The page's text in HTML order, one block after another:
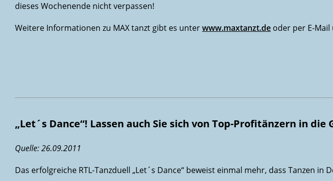
dieses Wochenende nicht verpassen!
Weitere Informationen zu MAX tanzt gibt es unterwww.maxtanzt.de oder per E-
„Let´s Dance“! Lassen auch Sie sich von Top-Profitänzern in
Quelle: 26.09.2011
Das erfolgreiche RTL-Tanzduell „Let´s Dance“ beweist einmal mehr, dass Tanzen